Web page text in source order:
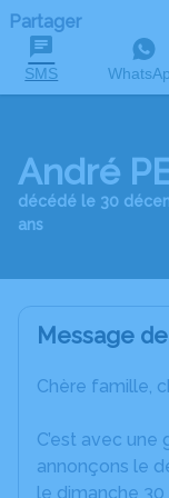
Partager
SMS
André
décédé le 30
ans
Message
Chère famille,
C’est avec
annonçons le
le dimanche